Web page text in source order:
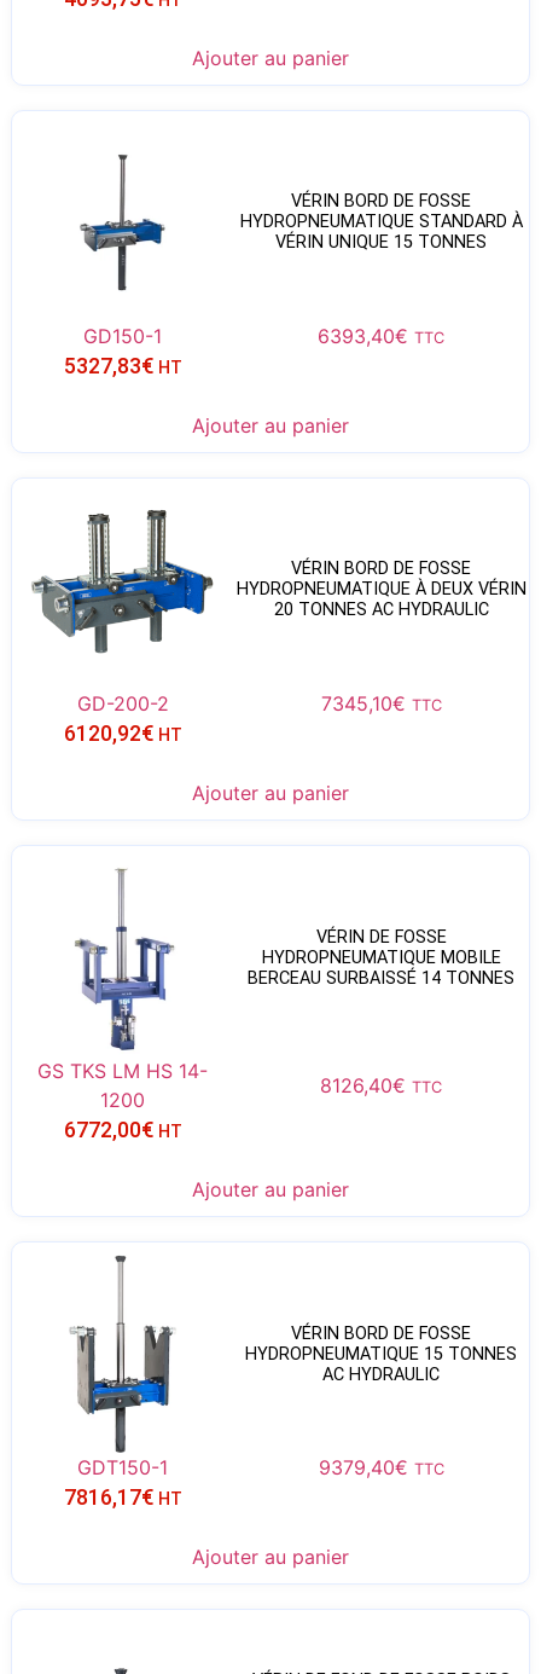
Ajouter au panier
VÉRIN BORD DE FOSSE
HYDROPNEUMATIQUE STANDARD À
VÉRIN UNIQUE 15 TONNES
GD150-1 6393,40€ TTC
5327,83€ HT
Ajouter au panier
VÉRIN BORD DE FOSSE
HYDROPNEUMATIQUE À DEUX VÉRIN
20 TONNES AC HYDRAULIC
GD-200-2 7345,10€ TTC
6120,92€ HT
Ajouter au panier
VÉRIN DE FOSSE
HYDROPNEUMATIQUE MOBILE
BERCEAU SURBAISSÉ 14 TONNES
GS TKS LM HS 14-
1200
8126,40€ TTC
6772,00€ HT
Ajouter au panier
VÉRIN BORD DE FOSSE
HYDROPNEUMATIQUE 15 TONNES
AC HYDRAULIC
GDT150-1 9379,40€ TTC
7816,17€ HT
Ajouter au panier